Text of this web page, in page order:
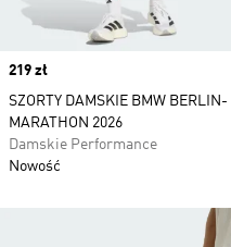
Price
219 zł
SZORTY DAMSKIE BMW BERLIN-
MARATHON 2026
Damskie Performance
Nowość